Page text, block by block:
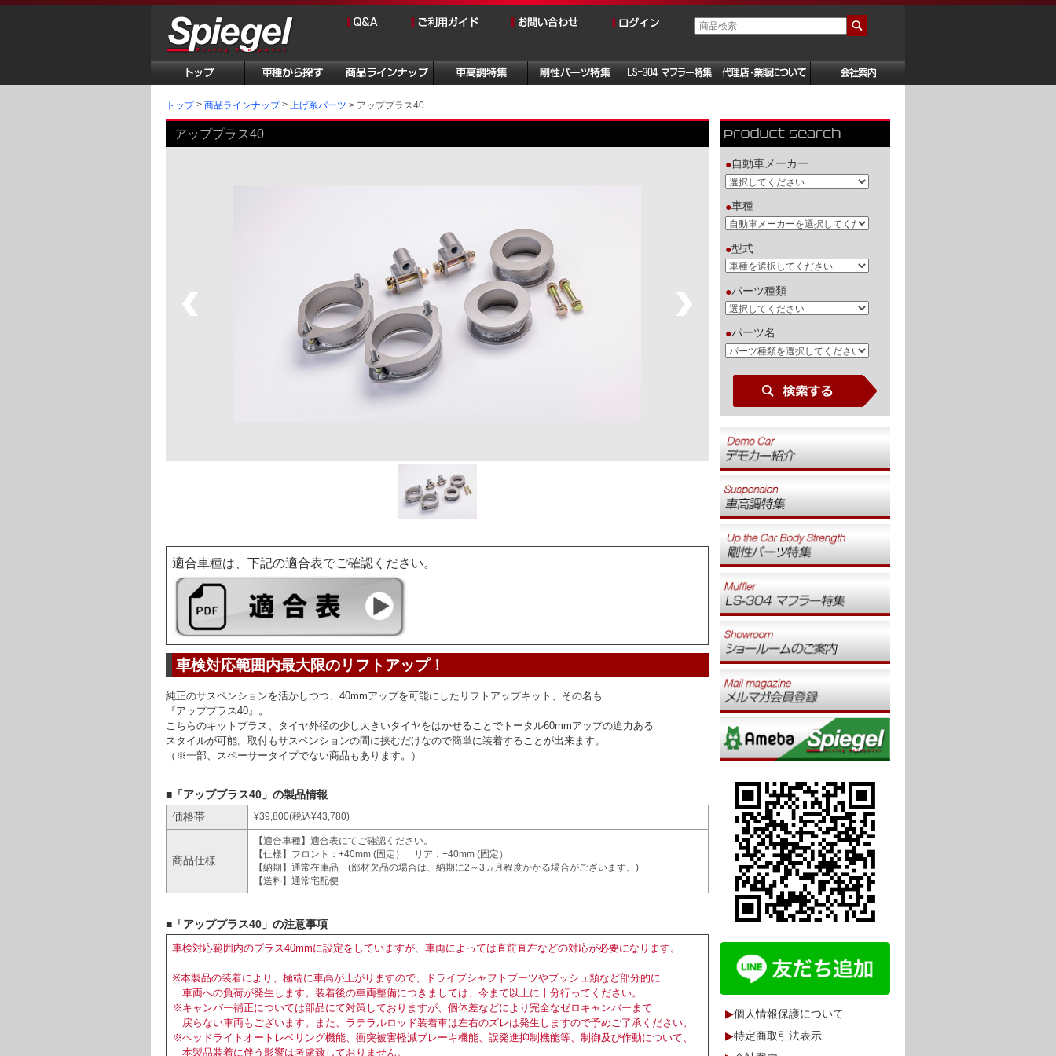
トップ 商品ラインナップ 上げ系パーツ アッププラス40
アッププラス40
適合車種は、下記の適合表でご確認ください。
車検対応範囲内最大限のリフトアップ！
純正のサスペンションを活かしつつ、40mmアップを可能にしたリフトアップキット、その名も
『アッププラス40』。
こちらのキットプラス、タイヤ外径の少し大きいタイヤをはかせることでトータル60mmアップの迫力ある
スタイルが可能。取付もサスペンションの間に挟むだけなので簡単に装着することが出来ます。
（※一部、スペーサータイプでない商品もあります。）
■「アッププラス40」の製品情報
価格帯
¥39,800(税込¥43,780)
商品仕様
【適合車種】適合表にてご確認ください。
【仕様】フロント：+40mm (固定） リア：+40mm (固定）
【納期】通常在庫品 (部材欠品の場合は、納期に2～3ヵ月程度かかる場合がございます。)
【送料】通常宅配便
■「アッププラス40」の注意事項
車検対応範囲内のプラス40mmに設定をしていますが、車両によっては直前直左などの対応が必要になります。
※本製品の装着により、極端に車高が上がりますので、ドライブシャフトブーツやブッシュ類など部分的に
車両への負荷が発生します。装着後の車両整備につきましては、今まで以上に十分行ってください。
※キャンバー補正については部品にて対策しておりますが、個体差などにより完全なゼロキャンバーまで
戻らない車両もございます。また、ラテラルロッド装着車は左右のズレは発生しますので予めご了承ください。
※ヘッドライトオートレベリング機能、衝突被害軽減ブレーキ機能、誤発進抑制機能等、制御及び作動について、
本製品装着に伴う影響は考慮致しておりません。
●自動車メーカー
●車種
●型式
●パーツ種類
●パーツ名
▶個人情報保護について
▶特定商取引法表示